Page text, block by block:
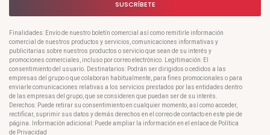
SUSCRÍBETE
Finalidades: Envío de nuestro boletín comercial así como remitirle información
comercial de nuestros productos y servicios, comunicaciones informativas y
publicitarias sobre nuestros productos o servicio que sean de su interés y
promociones comerciales, incluso por correo electrónico. Legitimación: El
consentimiento del usuario. Destinatarios: Podrán ser dirigidos o cedidos a las
empresas del grupo o que colaboran habitualmente, para fines promocionales o para
enviarle comunicaciones relativas a los servicios prestados por las entidades dentro
de las empresas del grupo, que se consideren que puedan ser de su interés.
Derechos: Puede retirar su consentimiento en cualquier momento, así como acceder,
rectificar, suprimir sus datos y demás derechos en el correo de contacto en este pie de
página. Información adicional: Puede ampliar la información en el enlace de Política
de Privacidad